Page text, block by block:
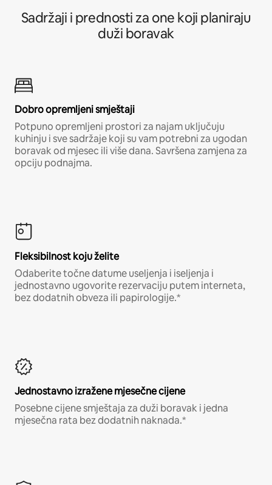
Sadržaji i prednosti za one koji planiraju
duži boravak
Dobro opremljeni smještaji
Potpuno opremljeni prostori za najam uključuju
kuhinju i sve sadržaje koji su vam potrebni za ugodan
boravak od mjesec ili više dana. Savršena zamjena za
opciju podnajma.
Fleksibilnost koju želite
Odaberite točne datume useljenja i iseljenja i
jednostavno ugovorite rezervaciju putem interneta,
bez dodatnih obveza ili papirologije.*
Jednostavno izražene mjesečne cijene
Posebne cijene smještaja za duži boravak i jedna
mjesečna rata bez dodatnih naknada.*